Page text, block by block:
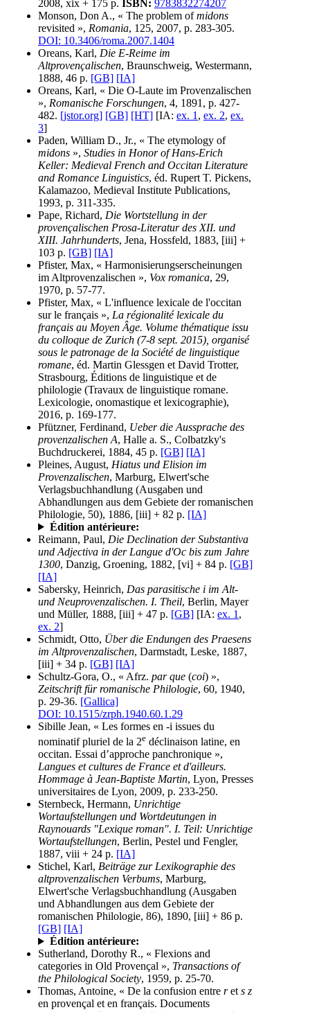
2008, xix + 175 p. ISBN: 9783832274207
Monson, Don A., « The problem ofmidons
revisited », Romania, 125, 2007, p. 283-305.
DOI: 10.3406/roma.2007.1404
Oreans, Karl, Die E-Reime im
Altprovençalischen, Braunschweig, Westermann,
1888, 46 p. [GB] [IA]
Oreans, Karl, « Die O-Laute im Provenzalischen
», Romanische Forschungen, 4, 1891, p. 427-
482. [jstor.org] [GB] [HT] [IA: ex. 1 , ex. 2, ex.
3]
Paden, William D., Jr., « The etymology of
midons », Studies in Honor of Hans-Erich
Keller: Medieval French and Occitan Literature
and Romance Linguistics, éd. Rupert T. Pickens,
Kalamazoo, Medieval Institute Publications,
1993, p. 311-335.
Pape, Richard, Die Wortstellung in der
provençalischen Prosa-Literatur des XII. und
XIII. Jahrhunderts, Jena, Hossfeld, 1883, [iii] +
103 p. [GB] [IA]
Pfister, Max, « Harmonisierungserscheinungen
im Altprovenzalischen », Vox romanica, 29,
1970, p. 57-77.
Pfister, Max, « L'influence lexicale de l'occitan
sur le français », La régionalité lexicale du
français au Moyen Âge. Volume thématique issu
du colloque de Zurich (7-8 sept. 2015), organisé
sous le patronage de la Société de linguistique
romane, éd. Martin Glessgen et David Trotter,
Strasbourg, Éditions de linguistique et de
philologie (Travaux de linguistique romane.
Lexicologie, onomastique et lexicographie),
2016, p. 169-177.
Pfützner, Ferdinand, Ueber die Aussprache des
provenzalischen A, Halle a. S., Colbatzky's
Buchdruckerei, 1884, 45 p. [GB] [IA]
Pleines, August, Hiatus und Elision im
Provenzalischen, Marburg, Elwert'sche
Verlagsbuchhandlung (Ausgaben und
Abhandlungen aus dem Gebiete der romanischen
Philologie, 50), 1886, [iii] + 82 p. [IA]
Édition antérieure:
Reimann, Paul, Die Declination der Substantiva
und Adjectiva in der Langue d'Oc bis zum Jahre
1300, Danzig, Groening, 1882, [vi] + 84 p. [GB]
[IA]
Sabersky, Heinrich, Das parasitische i im Alt-
und Neuprovenzalischen. I. Theil, Berlin, Mayer
und Müller, 1888, [iii] + 47 p. [GB] [IA: ex. 1 ,
ex. 2]
Schmidt, Otto, Über die Endungen des Praesens
im Altprovenzalischen, Darmstadt, Leske, 1887,
[iii] + 34 p. [GB] [IA]
Schultz-Gora, O., « Afrz. par que (coi) »,
Zeitschrift für romanische Philologie, 60, 1940,
p. 29-36. [Gallica]
DOI: 10.1515/zrph.1940.60.1.29
Sibille Jean, « Les formes en -i issues du
nominatif pluriel de la 2e déclinaison latine, en
occitan. Essai d’approche panchronique »,
Langues et cultures de France et d'ailleurs.
Hommage à Jean-Baptiste Martin, Lyon, Presses
universitaires de Lyon, 2009, p. 233-250.
Sternbeck, Hermann, Unrichtige
Wortaufstellungen und Wortdeutungen in
Raynouards "Lexique roman". I. Teil: Unrichtige
Wortaufstellungen, Berlin, Pestel und Fengler,
1887, viii + 24 p. [IA]
Stichel, Karl, Beiträge zur Lexikographie des
altprovenzalischen Verbums, Marburg,
Elwert'sche Verlagsbuchhandlung (Ausgaben
und Abhandlungen aus dem Gebiete der
romanischen Philologie, 86), 1890, [iii] + 86 p.
[GB] [IA]
Édition antérieure:
Sutherland, Dorothy R., « Flexions and
categories in Old Provençal », Transactions of
the Philological Society, 1959, p. 25-70.
Thomas, Antoine, « De la confusion entre ret s z
en provençal et en français. Documents